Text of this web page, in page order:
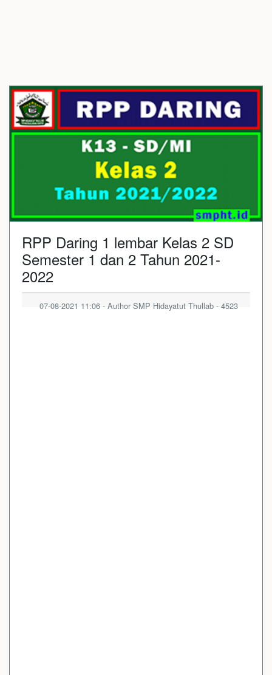
RPP Daring 1 lembar Kelas 2 SD
Semester 1 dan 2 Tahun 2021-
2022
07-08-2021 11:06 - Author SMP Hidayatut Thullab - 4523